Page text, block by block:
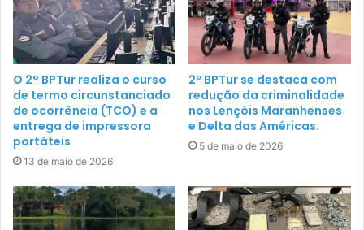
O 2° BPTur realiza o curso
de termo circunstanciado
de ocorrência (TCO) e a
entrega de impressora
portáteis
13 de maio de 2026
2º BPTur se destaca com
redução da criminalidade
nos Lençóis Maranhenses
e Delta das Américas.
5 de maio de 2026